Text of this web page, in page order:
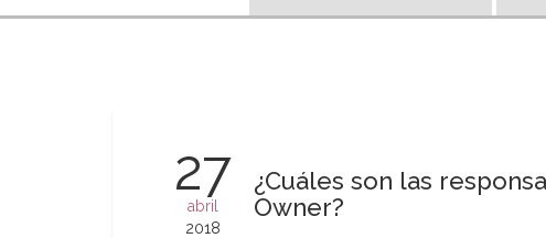
27
abril
2018
¿Cuáles son las
Owner?